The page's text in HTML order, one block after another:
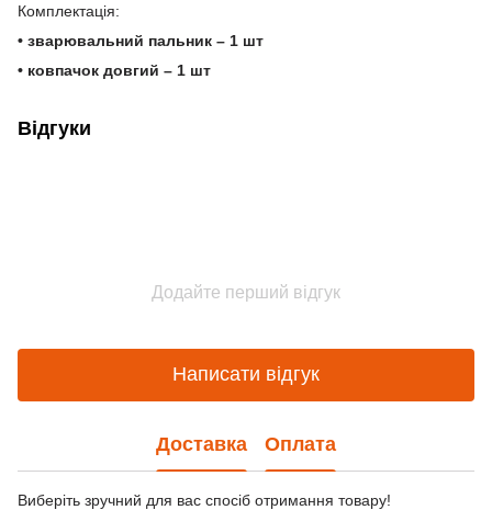
Комплектація:
• зварювальний пальник – 1 шт
• ковпачок довгий – 1 шт
Відгуки
Додайте перший відгук
Написати відгук
Доставка Оплата
Виберіть зручний для вас спосіб отримання товару!